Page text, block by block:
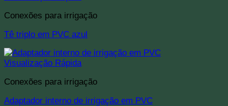
Conexões para irrigação
Tê triplo em PVC azul
Visualização Rápida
Conexões para irrigação
Adaptador interno de irrigação em PVC